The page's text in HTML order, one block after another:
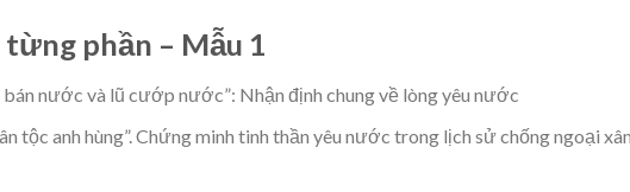
phần – Mẫu 1
nước và lũ cướp nước”: Nhận định chung về lòng yêu nước
tộc anh hùng”. Chứng minh tinh thần yêu nước trong lịch sử chống ngoại